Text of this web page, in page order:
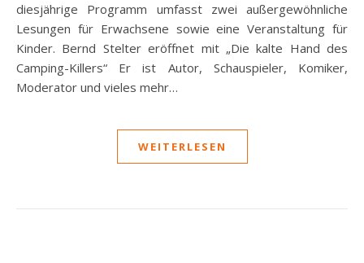
diesjährige Programm umfasst zwei außergewöhnliche
Lesungen für Erwachsene sowie eine Veranstaltung für
Kinder. Bernd Stelter eröffnet mit „Die kalte Hand des
Camping-Killers“ Er ist Autor, Schauspieler, Komiker,
Moderator und vieles mehr…
WEITERLESEN